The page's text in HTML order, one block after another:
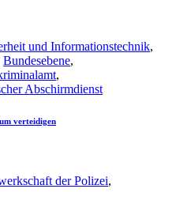
und Informationstechnik,
Bundesebene,
,
Abschirmdienst
verteidigen
der Polizei,